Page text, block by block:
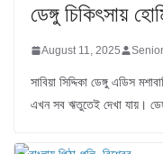
ডেঙ্গু চিকিৎসায়
August 11, 2025
সাবিয়া সিদ্দিকা ডেঙ্গু এডিস
এখন সব ঋতুতেই দেখা যায়।